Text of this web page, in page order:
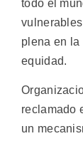
todo el
plena en la
equidad.
reclamado
un